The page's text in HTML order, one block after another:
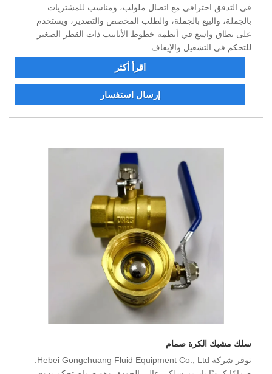
في التدفق احترافي مع اتصال ملولب، ومناسب للمشتريات
بالجملة، والبيع بالجملة، والطلب المخصص والتصدير، ويستخدم
على نطاق واسع في أنظمة خطوط الأنابيب ذات القطر الصغير
للتحكم في التشغيل والإيقاف.
اقرأ أكثر
إرسال استفسار
سلك مشبك الكرة صمام